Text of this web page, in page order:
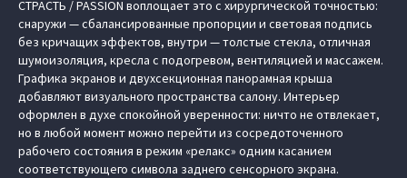
СТРАСТЬ / PASSION воплощает это с хирургической точностью:
снаружи — сбалансированные пропорции и световая подпись
без кричащих эффектов, внутри — толстые стекла, отличная
шумоизоляция, кресла с подогревом, вентиляцией и массажем.
Графика экранов и двухсекционная панорамная крыша
добавляют визуального пространства салону. Интерьер
оформлен в духе спокойной уверенности: ничто не отвлекает,
но в любой момент можно перейти из сосредоточенного
рабочего состояния в режим «релакс» одним касанием
соответствующего символа заднего сенсорного экрана.